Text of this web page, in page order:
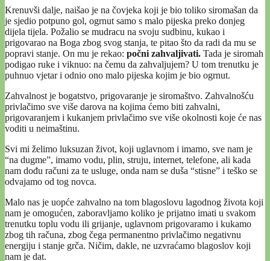
Krenuvši dalje, naišao je na čovjeka koji je bio toliko siromašan da
je sjedio potpuno gol, ogrnut samo s malo pijeska preko donjeg
dijela tijela. Požalio se mudracu na svoju sudbinu, kukao i
prigovarao na Boga zbog svog stanja, te pitao što da radi da mu se
popravi stanje. On mu je rekao: počni zahvaljivati. Tada je siromah
podigao ruke i viknuo: na čemu da zahvaljujem? U tom trenutku je
puhnuo vjetar i odnio ono malo pijeska kojim je bio ogrnut.
Zahvalnost je bogatstvo, prigovaranje je siromaštvo. Zahvalnošću
privlačimo sve više darova na kojima ćemo biti zahvalni,
prigovaranjem i kukanjem privlačimo sve više okolnosti koje će nas
voditi u neimaštinu.
Svi mi želimo luksuzan život, koji uglavnom i imamo, sve nam je
“na dugme”, imamo vodu, plin, struju, internet, telefone, ali kada
nam dođu računi za te usluge, onda nam se duša “stisne” i teško se
odvajamo od tog novca.
Malo nas je uopće zahvalno na tom blagoslovu lagodnog života koji
nam je omogućen, zaboravljamo koliko je prijatno imati u svakom
trenutku toplu vodu ili grijanje, uglavnom prigovaramo i kukamo
zbog tih računa, zbog čega permanentno privlačimo negativnu
energiju i stanje grča. Ničim, dakle, ne uzvraćamo blagoslov koji
nam je dat.